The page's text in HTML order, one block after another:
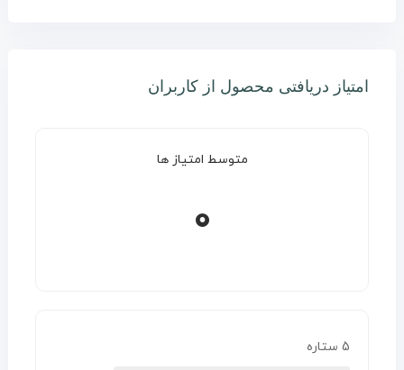
امتیاز دریافتی محصول از کاربران
متوسط امتیاز ها
0
5 ستاره